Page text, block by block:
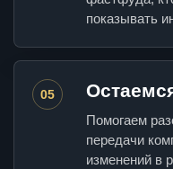
показывать
05
Помогаем
передачи
изменений в